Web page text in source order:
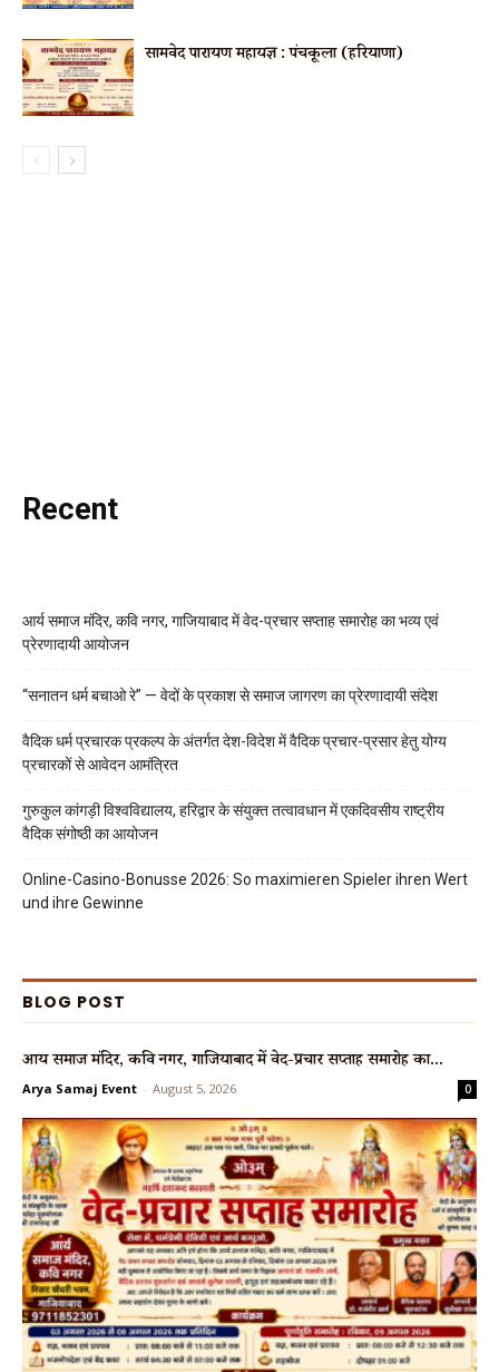
सामवेद पारायण महायज्ञ : पंचकूला (हरियाणा)
Recent
आर्य समाज मंदिर, कवि नगर, गाजियाबाद में वेद-प्रचार सप्ताह समारोह का भव्य एवं
प्रेरणादायी आयोजन
“सनातन धर्म बचाओ रे” — वेदों के प्रकाश से समाज जागरण का प्रेरणादायी संदेश
वैदिक धर्म प्रचारक प्रकल्प के अंतर्गत देश-विदेश में वैदिक प्रचार-प्रसार हेतु योग्य
प्रचारकों से आवेदन आमंत्रित
गुरुकुल कांगड़ी विश्वविद्यालय, हरिद्वार के संयुक्त तत्वावधान में एकदिवसीय राष्ट्रीय
वैदिक संगोष्ठी का आयोजन
Online-Casino-Bonusse 2026: So maximieren Spieler ihren Wert
und ihre Gewinne
BLOG POST
आर्य समाज मंदिर, कवि नगर, गाजियाबाद में वेद-प्रचार सप्ताह समारोह का...
Arya Samaj Event - August 5, 2026 0